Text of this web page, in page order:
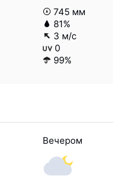
745 мм
81%
3 м/с
0
99%
Вечером